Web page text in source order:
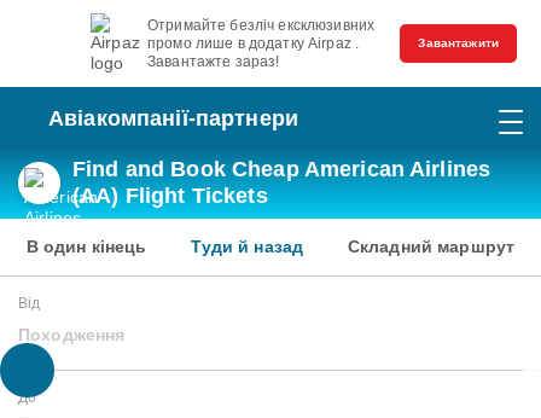
Отримайте безліч ексклюзивних
промо лише в додатку Airpaz .
Завантажте зараз!
Завантажити
Авіакомпанії-партнери
Find and Book Cheap American Airlines
(AA) Flight Tickets
В один кінець Туди й назад Складний маршрут
Від
Походження
До